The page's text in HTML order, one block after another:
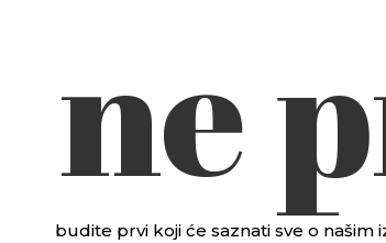
ne
budite prvi koji će saznati sve o